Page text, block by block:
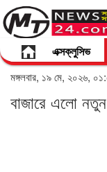
এক্সক্লুসিভ
মঙ্গলবার, ১৯ মে, ২০২৬,
বাজারে এলো